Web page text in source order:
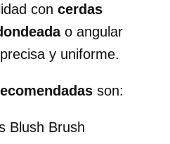
con cerdas
o angular
y uniforme.
son:
Blush Brush